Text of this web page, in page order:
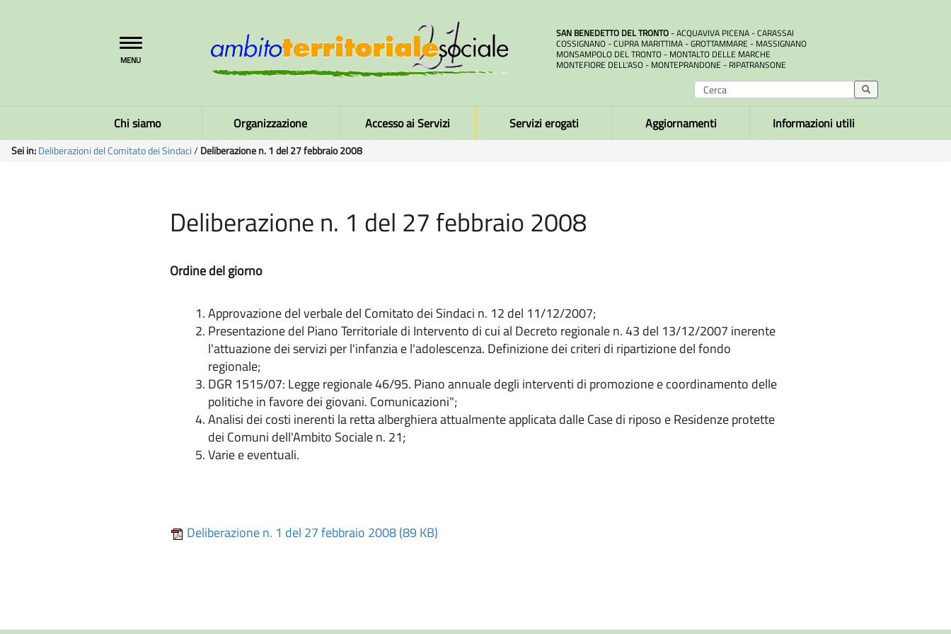
Toggle
navigation
MENU
SAN BENEDETTO DEL TRONTO- ACQUAVIVA PICENA - CARASSAI
COSSIGNANO - CUPRA MARITTIMA - GROTTAMMARE - MASSIGNANO
MONSAMPOLO DEL TRONTO - MONTALTO DELLE MARCHE
MONTEFIORE DELL'ASO - MONTEPRANDONE - RIPATRANSONE
Chi siamo Organizzazione Accesso ai Servizi Servizi erogati Aggiornamenti Informazioni utili
Sei in:Deliberazioni del Comitato dei Sindaci/Deliberazione n. 1 del 27 febbraio 2008
Deliberazione n. 1 del 27 febbraio 2008
Ordine del giorno
Approvazione del verbale del Comitato dei Sindaci n. 12 del 11/12/2007;
Presentazione del Piano Territoriale di Intervento di cui al Decreto regionale n. 43 del 13/12/2007 inerente
l'attuazione dei servizi per l'infanzia e l'adolescenza. Definizione dei criteri di ripartizione del fondo
regionale;
DGR 1515/07: Legge regionale 46/95. Piano annuale degli interventi di promozione e coordinamento delle
politiche in favore dei giovani. Comunicazioni";
Analisi dei costi inerenti la retta alberghiera attualmente applicata dalle Case di riposo e Residenze protette
dei Comuni dell'Ambito Sociale n. 21;
Varie e eventuali.
Deliberazione n. 1 del 27 febbraio 2008 (89 KB)